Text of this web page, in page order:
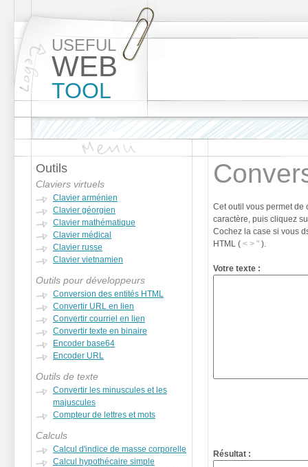
USEFUL
WEB
TOOL
Outils
Claviers virtuels
Clavier arménien
Clavier géorgien
Clavier mathématique
Clavier médical
Clavier russe
Clavier vietnamien
Outils pour développeurs
Conversion des entités HTML
Convertir URL en lien
Convertir courriel en lien
Convertir texte en binaire
Encoder base64
Encoder URL
Outils de texte
Convertir les minuscules et les
majuscules
Compteur de lettres et mots
Calculs
Calcul d'indice de masse corporelle
Calcul hypothécaire simple
Cet outil vous permet de
caractère, puis cliquez
Cochez la case si vous
HTML ( < > " ).
Votre texte :
Résultat :